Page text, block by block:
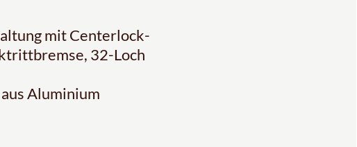
mit Centerlock-
32-Loch
Aluminium